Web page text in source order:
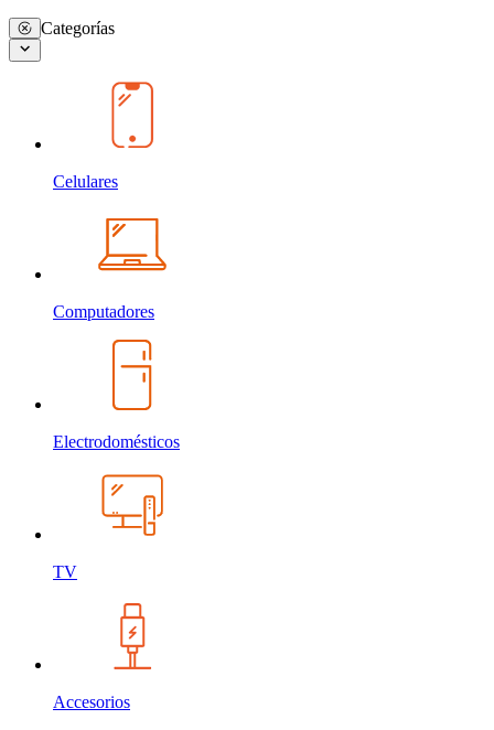
Categorías
Celulares
Computadores
Electrodomésticos
TV
Accesorios